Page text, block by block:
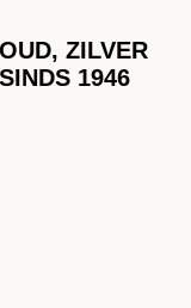
ZILVER
1946